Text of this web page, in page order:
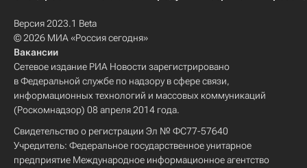
Версия 2023.1 Beta
© 2026 МИА «Россия сегодня»
Вакансии
Сетевое издание РИА Новости зарегистрировано
в Федеральной службе по надзору в сфере связи,
информационных технологий и массовых коммуникаций
(Роскомнадзор) 08 апреля 2014 года.
Свидетельство о регистрации Эл № ФС77-57640
Учредитель: Федеральное государственное унитарное
предприятие Международное информационное агентство